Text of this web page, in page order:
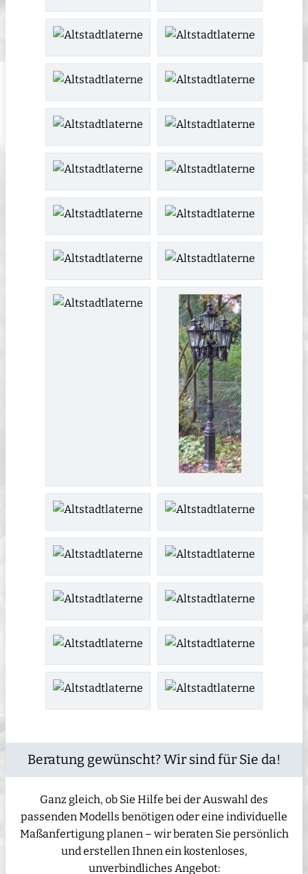
Beratung gewünscht? Wir sind für Sie da!
Ganz gleich, ob Sie Hilfe bei der Auswahl des
passenden Modells benötigen oder eine individuelle
Maßanfertigung planen – wir beraten Sie persönlich
und erstellen Ihnen ein kostenloses,
unverbindliches Angebot: